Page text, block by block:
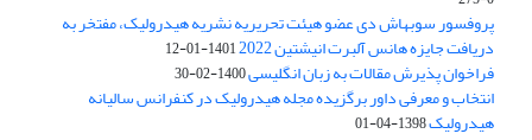
پروفسور سوبهاش دی عضو هیئت تحریریه نشریه هیدرولیک، مفتخر به
دریافت جایزه هانس آلبرت انیشتین 2022 1401-01-12
فراخوان پذیرش مقالات به زبان انگلیسی1400-02-30
انتخاب و معرفی داور برگزیده مجله هیدرولیک در کنفرانس سالیانه
هیدرولیک1398-04-01